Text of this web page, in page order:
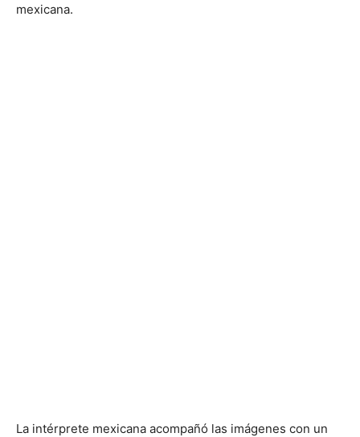
mexicana.
La intérprete mexicana acompañó las imágenes con un